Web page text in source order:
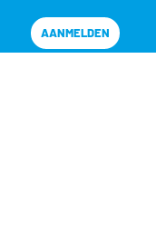
AANMELDEN